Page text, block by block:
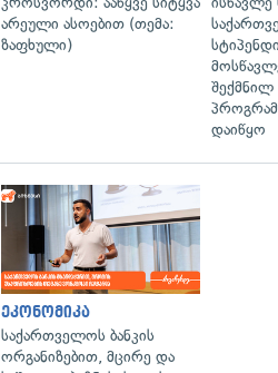
არეული ასოებით (თემა:
ზაფხული)
დაიწყო
ეკონომიკა
საქართველოს ბანკის
ორგანიზებით, მცირე და